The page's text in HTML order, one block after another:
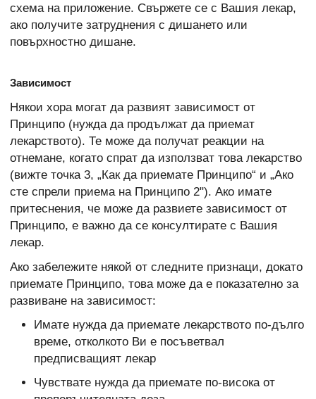
схема на приложение. Свържете се с Вашия лекар,
ако получите затруднения с дишането или
повърхностно дишане.
Зависимост
Някои хора могат да развият зависимост от
Принципо (нужда да продължат да приемат
лекарството). Те може да получат реакции на
отнемане, когато спрат да използват това лекарство
(вижте точка 3, „Как да приемате Принципо“ и „Ако
сте спрели приема на Принципо 2"). Ако имате
притеснения, че може да развиете зависимост от
Принципо, е важно да се консултирате с Вашия
лекар.
Ако забележите някой от следните признаци, докато
приемате Принципо, това може да е показателно за
развиване на зависимост:
Имате нужда да приемате лекарството по-дълго
време, отколкото Ви е посъветвал
предписващият лекар
Чувствате нужда да приемате по-висока от